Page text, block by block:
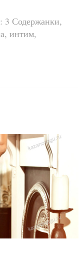
3 Содержанки,
интим,